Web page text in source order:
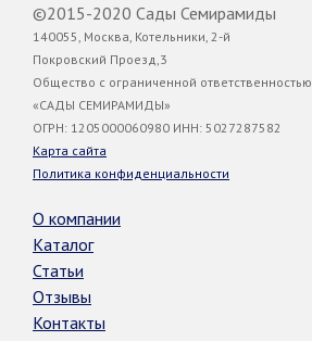
©2015-2020 Сады Семирамиды
140055, Москва, Котельники, 2-й
Покровский Проезд,3
Общество с ограниченной ответственностью
«САДЫ СЕМИРАМИДЫ»
ОГРН: 1205000060980 ИНН: 5027287582
Карта сайта
Политика конфиденциальности
О компании
Каталог
Статьи
Отзывы
Контакты